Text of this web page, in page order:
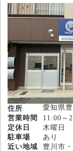
住所
愛知県
営業時間
11:00～
定休日
木曜日
駐車場
あり
近い地域
豊川市